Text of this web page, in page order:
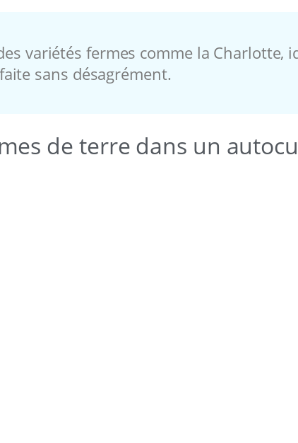
variétés fermes comme la Charlotte,
sans désagrément.
de terre dans un